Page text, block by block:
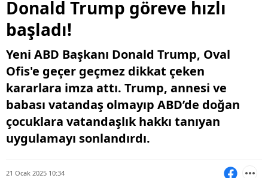
Donald Trump göreve hızlı
başladı!
Yeni ABD Başkanı Donald Trump, Oval
Ofis'e geçer geçmez dikkat çeken
kararlara imza attı. Trump, annesi ve
babası vatandaş olmayıp ABD’de doğan
çocuklara vatandaşlık hakkı tanıyan
uygulamayı sonlandırdı.
21 Ocak 2025 10:34